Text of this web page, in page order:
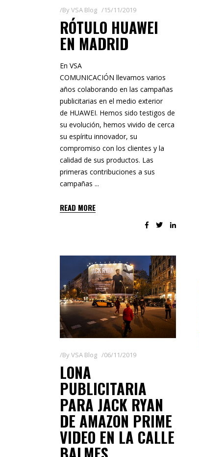
ByVSA Blog 15/11/2019
RÓTULO HUAWEI
EN MADRID
En VSA
COMUNICACIÓN llevamos varios
años colaborando en las campañas
publicitarias en el medio exterior
de HUAWEI. Hemos sido testigos de
su evolución, hemos vivido de cerca
su espíritu innovador, su
compromiso con los clientes y la
calidad de sus productos. Las
primeras contribuciones a sus
campañas
READ MORE
ByVSA Blog 06/11/2019
LONA
PUBLICITARIA
PARA JACK RYAN
DE AMAZON PRIME
VIDEO EN LA CALLE